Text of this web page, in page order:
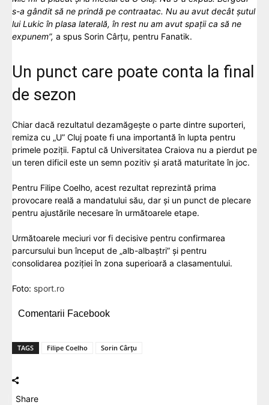
s-a gândit să ne prindă pe contraatac. Nu au avut decât șutul
lui Lukic în plasa laterală, în rest nu am avut spații ca să ne
expunem”, a spus Sorin Cârțu, pentru Fanatik.
Un punct care poate conta la final
de sezon
Chiar dacă rezultatul dezamăgește o parte dintre suporteri,
remiza cu „U” Cluj poate fi una importantă în lupta pentru
primele poziții. Faptul că Universitatea Craiova nu a pierdut pe
un teren dificil este un semn pozitiv și arată maturitate în joc.
Pentru Filipe Coelho, acest rezultat reprezintă prima
provocare reală a mandatului său, dar și un punct de plecare
pentru ajustările necesare în următoarele etape.
Următoarele meciuri vor fi decisive pentru confirmarea
parcursului bun început de „alb-albaștri” și pentru
consolidarea poziției în zona superioară a clasamentului.
Foto: sport.ro
Comentarii Facebook
TAGS Filipe Coelho Sorin Cârțu
Share